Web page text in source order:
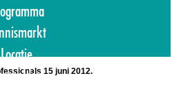
Locatie
15 juni 2012.